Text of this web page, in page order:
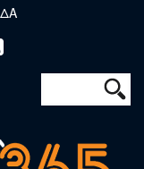
Φόρμα
Αναζήτηση